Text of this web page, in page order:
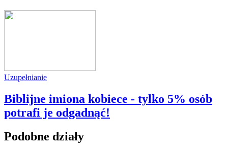
Uzupełnianie
Biblijne imiona kobiece - tylko 5% osób
potrafi je odgadnąć!
Podobne działy